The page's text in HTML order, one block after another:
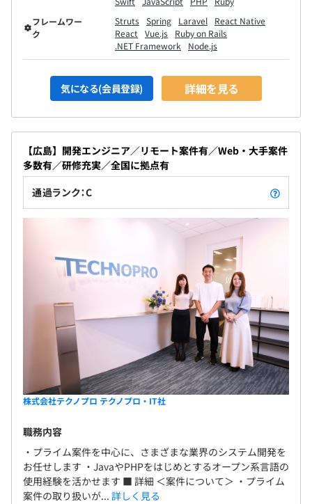
フレームワー
ク
Struts Spring Laravel
React Native
React
Vue.js
Ruby on Rails
.NET Framework
Node.js
気になる(会員登録) 詳細を見る
【広島】開発エンジニア／リモート案件有／Web・大手案件
多数有／研修充実／全国に拠点有
通過ランク：C
株式会社テクノプロ テクノプロ・IT社
職務内容
・プライム案件を中心に、さまざまな業界のシステム開発を
お任せします ・JavaやPHPをはじめとするオープン系言語の
使用経験を活かせます ■ 詳細 ＜案件について＞ ・プライム
案件の取り扱いが... 詳しく見る